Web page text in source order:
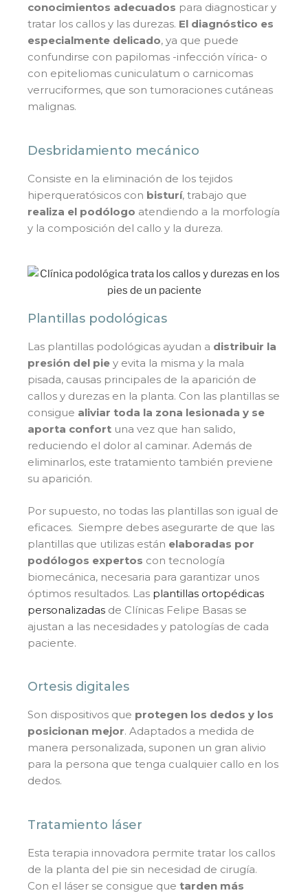
conocimientos adecuados para diagnosticar y
tratar los callos y las durezas. El diagnóstico es
especialmente delicado, ya que puede
confundirse con papilomas -infección vírica- o
con epiteliomas cuniculatum o carnicomas
verruciformes, que son tumoraciones cutáneas
malignas.
Desbridamiento mecánico
Consiste en la eliminación de los tejidos
hiperqueratósicos con bisturí, trabajo que
realiza el podólogo atendiendo a la morfología
y la composición del callo y la dureza.
Plantillas podológicas
Las plantillas podológicas ayudan a distribuir la
presión del pie y evita la misma y la mala
pisada, causas principales de la aparición de
callos y durezas en la planta. Con las plantillas se
consigue aliviar toda la zona lesionada y se
aporta confort una vez que han salido,
reduciendo el dolor al caminar. Además de
eliminarlos, este tratamiento también previene
su aparición.
Por supuesto, no todas las plantillas son igual de
eficaces. Siempre debes asegurarte de que las
plantillas que utilizas están elaboradas por
podólogos expertos con tecnología
biomecánica, necesaria para garantizar unos
óptimos resultados. Las plantillas ortopédicas
personalizadas de Clínicas Felipe Basas se
ajustan a las necesidades y patologías de cada
paciente.
Ortesis digitales
Son dispositivos que protegen los dedos y los
posicionan mejor. Adaptados a medida de
manera personalizada, suponen un gran alivio
para la persona que tenga cualquier callo en los
dedos.
Tratamiento láser
Esta terapia innovadora permite tratar los callos
de la planta del pie sin necesidad de cirugía.
Con el láser se consigue que tarden más